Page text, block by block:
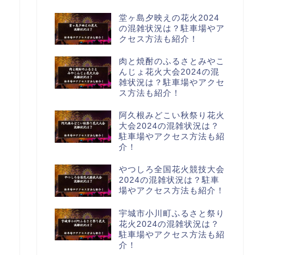
堂ヶ島夕映えの花火2024
の混雑状況は？駐車場やア
クセス方法も紹介！
肉と焼酎のふるさとみやこ
んじょ花火大会2024の混
雑状況は？駐車場やアクセ
ス方法も紹介！
阿久根みどこい秋祭り花火
大会2024の混雑状況は？
駐車場やアクセス方法も紹
介！
やつしろ全国花火競技大会
2024の混雑状況は？駐車
場やアクセス方法も紹介！
宇城市小川町ふるさと祭り
花火2024の混雑状況は？
駐車場やアクセス方法も紹
介！